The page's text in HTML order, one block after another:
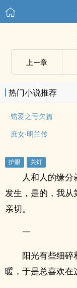
上ー章
热门小说推荐
错爱之亏欠篇
庶女·明兰传
人和人的缘
发生，是的，我从
亲切。
一
阳光有些细碎
暖，于是总喜欢在